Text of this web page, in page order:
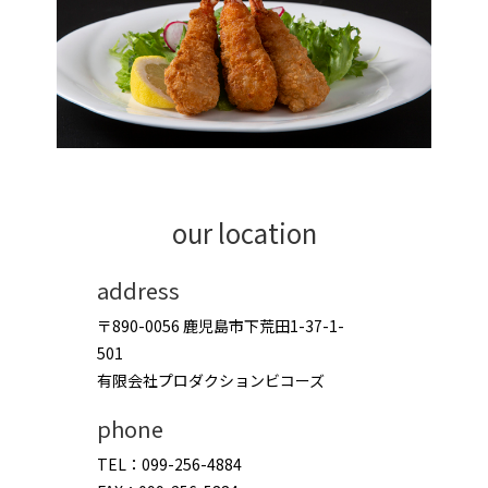
our location
address
〒890-0056 鹿児島市下荒田1-37-1-
501
有限会社プロダクションビコーズ
phone
TEL：099-256-4884